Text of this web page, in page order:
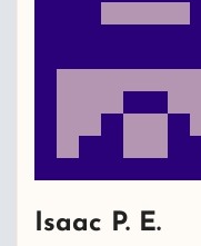
Isaac P. E.